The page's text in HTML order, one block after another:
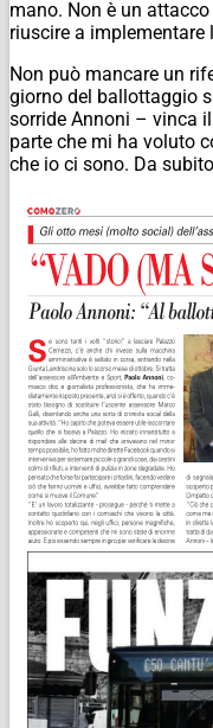
mano. Non è un
riuscire a implementare
Non può mancare un
giorno del ballottaggio
sorride Annoni – vinca
parte che mi ha voluto
che io ci sono. Da